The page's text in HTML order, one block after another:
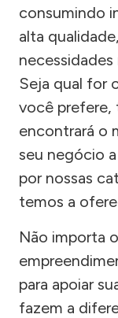
consumindo
alta
Seja qual for
você prefere,
encontrará o
seu negócio
por nossas
temos a
Não importa
para apoiar
fazem a